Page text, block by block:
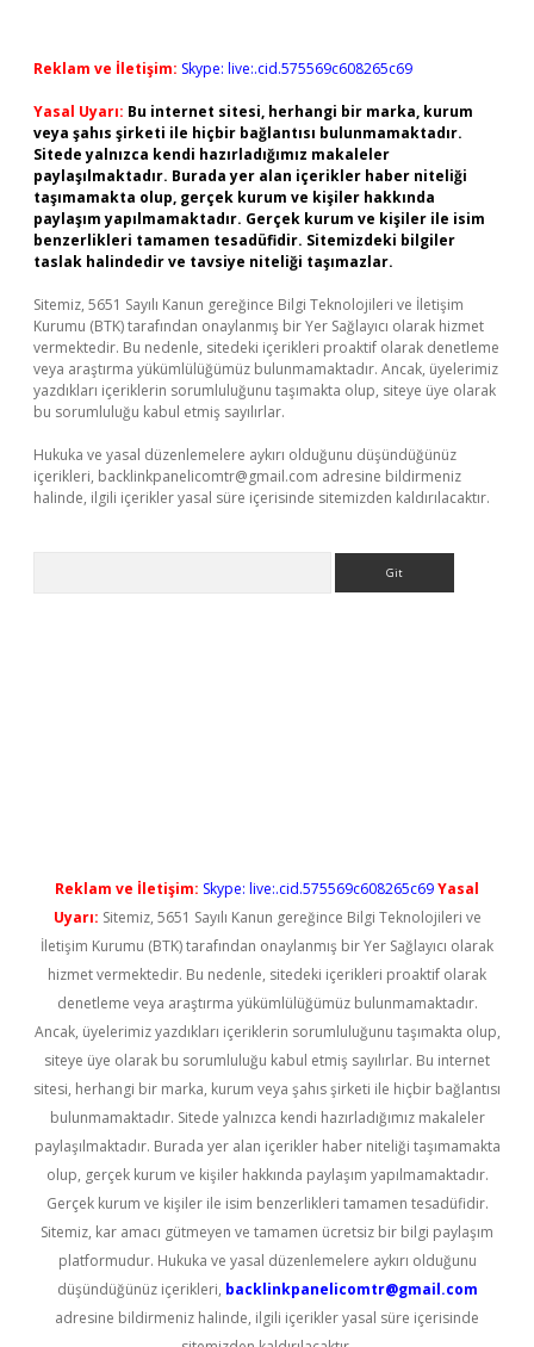
Reklam ve İletişim: Skype: live:.cid.575569c608265c69
Yasal Uyarı: Bu internet sitesi, herhangi bir marka, kurum
veya şahıs şirketi ile hiçbir bağlantısı bulunmamaktadır.
Sitede yalnızca kendi hazırladığımız makaleler
paylaşılmaktadır. Burada yer alan içerikler haber niteliği
taşımamakta olup, gerçek kurum ve kişiler hakkında
paylaşım yapılmamaktadır. Gerçek kurum ve kişiler ile isim
benzerlikleri tamamen tesadüfidir. Sitemizdeki bilgiler
taslak halindedir ve tavsiye niteliği taşımazlar.
Sitemiz, 5651 Sayılı Kanun gereğince Bilgi Teknolojileri ve İletişim
Kurumu (BTK) tarafından onaylanmış bir Yer Sağlayıcı olarak hizmet
vermektedir. Bu nedenle, sitedeki içerikleri proaktif olarak denetleme
veya araştırma yükümlülüğümüz bulunmamaktadır. Ancak, üyelerimiz
yazdıkları içeriklerin sorumluluğunu taşımakta olup, siteye üye olarak
bu sorumluluğu kabul etmiş sayılırlar.
Hukuka ve yasal düzenlemelere aykırı olduğunu düşündüğünüz
içerikleri, backlinkpanelicomtr@gmail.com adresine bildirmeniz
halinde, ilgili içerikler yasal süre içerisinde sitemizden kaldırılacaktır.
Reklam ve İletişim: Skype: live:.cid.575569c608265c69Yasal
Uyarı: Sitemiz, 5651 Sayılı Kanun gereğince Bilgi Teknolojileri ve
İletişim Kurumu (BTK) tarafından onaylanmış bir Yer Sağlayıcı olarak
hizmet vermektedir. Bu nedenle, sitedeki içerikleri proaktif olarak
denetleme veya araştırma yükümlülüğümüz bulunmamaktadır.
Ancak, üyelerimiz yazdıkları içeriklerin sorumluluğunu taşımakta olup,
siteye üye olarak bu sorumluluğu kabul etmiş sayılırlar. Bu internet
sitesi, herhangi bir marka, kurum veya şahıs şirketi ile hiçbir bağlantısı
bulunmamaktadır. Sitede yalnızca kendi hazırladığımız makaleler
paylaşılmaktadır. Burada yer alan içerikler haber niteliği taşımamakta
olup, gerçek kurum ve kişiler hakkında paylaşım yapılmamaktadır.
Gerçek kurum ve kişiler ile isim benzerlikleri tamamen tesadüfidir.
Sitemiz, kar amacı gütmeyen ve tamamen ücretsiz bir bilgi paylaşım
platformudur. Hukuka ve yasal düzenlemelere aykırı olduğunu
düşündüğünüz içerikleri, backlinkpanelicomtr@gmail.com
adresine bildirmeniz halinde, ilgili içerikler yasal süre içerisinde